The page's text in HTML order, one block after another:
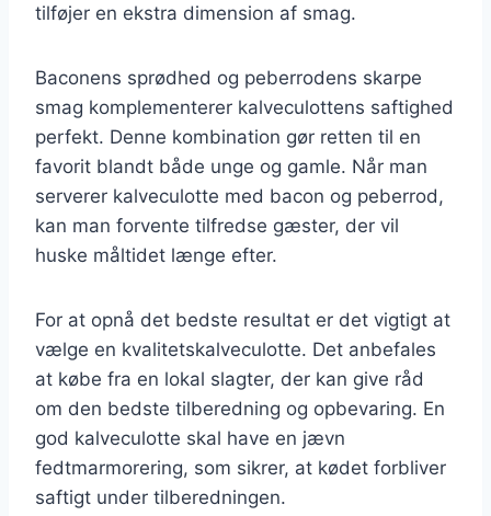
tilføjer en ekstra dimension af smag.
Baconens sprødhed og peberrodens skarpe
smag komplementerer kalveculottens saftighed
perfekt. Denne kombination gør retten til en
favorit blandt både unge og gamle. Når man
serverer kalveculotte med bacon og peberrod,
kan man forvente tilfredse gæster, der vil
huske måltidet længe efter.
For at opnå det bedste resultat er det vigtigt at
vælge en kvalitetskalveculotte. Det anbefales
at købe fra en lokal slagter, der kan give råd
om den bedste tilberedning og opbevaring. En
god kalveculotte skal have en jævn
fedtmarmorering, som sikrer, at kødet forbliver
saftigt under tilberedningen.